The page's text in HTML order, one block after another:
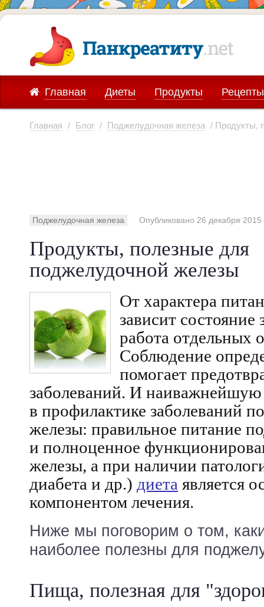
Главная Диеты Продукты Рецепты
Главная / Блог / Поджелудочная железа / Продукты,
Поджелудочная железа Опубликовано 26 декабря 2015
Продукты, полезные для
поджелудочной железы
От характера
зависит состояние
работа отдельных
Соблюдение
помогает
заболеваний. И наиважнейшую
в профилактике заболеваний
железы: правильное питание
и полноценное
железы, а при наличии
диабета и др.) диета является
компонентом лечения.
Ниже мы поговорим о том,
наиболее полезны для
Пища, полезная для